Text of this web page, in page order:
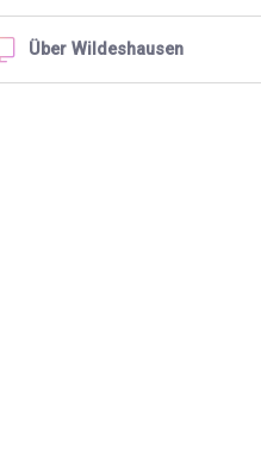
Über Wildeshausen